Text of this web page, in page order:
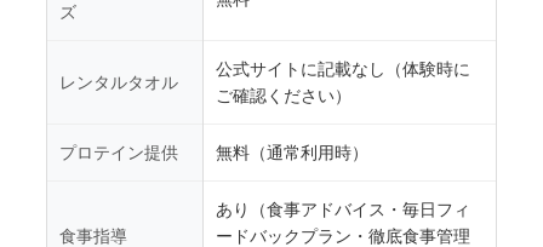
ズ
レンタルタオル
公式サイトに記載なし（体験時に
ご確認ください）
プロテイン提供 無料（通常利用時）
食事指導
あり（食事アドバイス・毎日フィ
ードバックプラン・徹底食事管理